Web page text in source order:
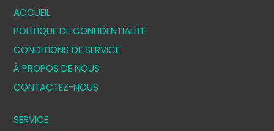
ACCUEIL
POLITIQUE DE CONFIDENTIALITÉ
CONDITIONS DE SERVICE
À PROPOS DE NOUS
CONTACTEZ-NOUS
SERVICE